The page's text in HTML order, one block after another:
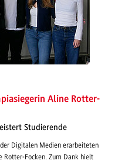
Aline Rotter-
Studierende
Digitalen Medien erarbeiteten
Rotter-Focken. Zum Dank hielt